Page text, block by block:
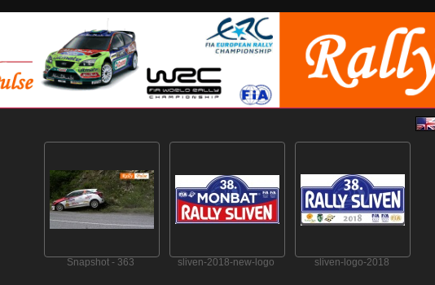
Snapshot - 363 sliven-2018-new-logo sliven-logo-2018